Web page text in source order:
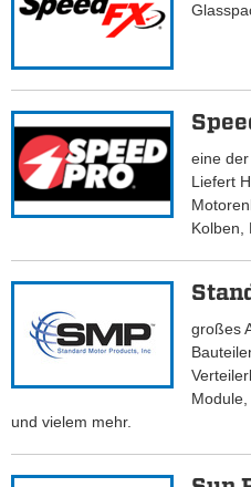
eine
Liefert
Kolben,
großes
und vielem mehr.